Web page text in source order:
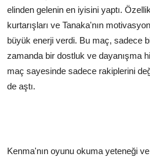
elinden gelenin en iyisini yaptı.
kurtarışları ve Tanaka'nın
büyük enerji verdi. Bu maç, sadece
zamanda bir dostluk ve dayanışma
maç sayesinde sadece rakiplerini
de aştı.
Kenma'nın oyunu okuma yeteneği